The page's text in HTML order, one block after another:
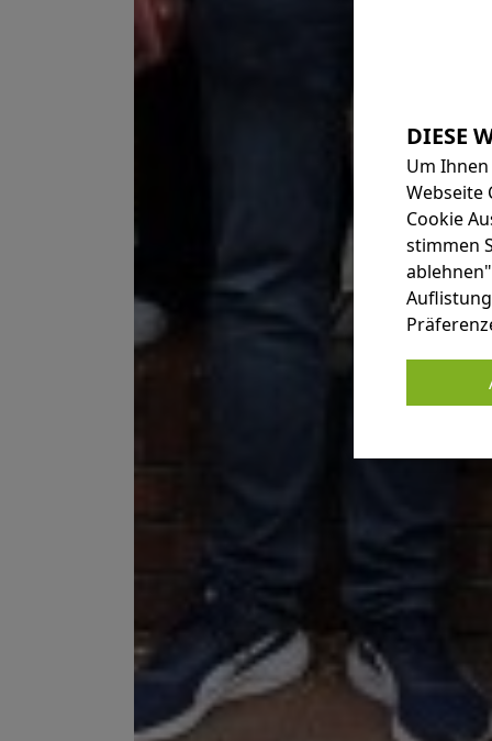
Um
Webseite
Cookie
stimmen